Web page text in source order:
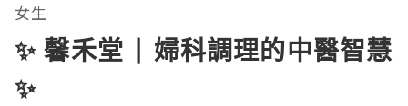
女生
✨ 馨禾堂 | 婦科調理的中醫智慧
✨